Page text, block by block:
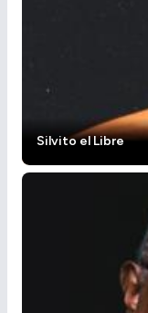
Silvito el Libre